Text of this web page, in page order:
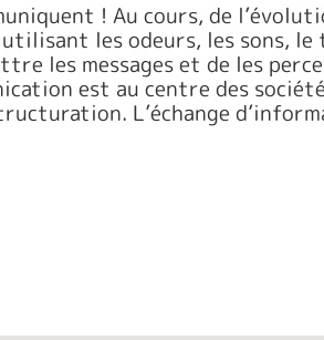
! Au cours, de
les odeurs, les sons, le
les messages et de les
est au centre des
L’échange